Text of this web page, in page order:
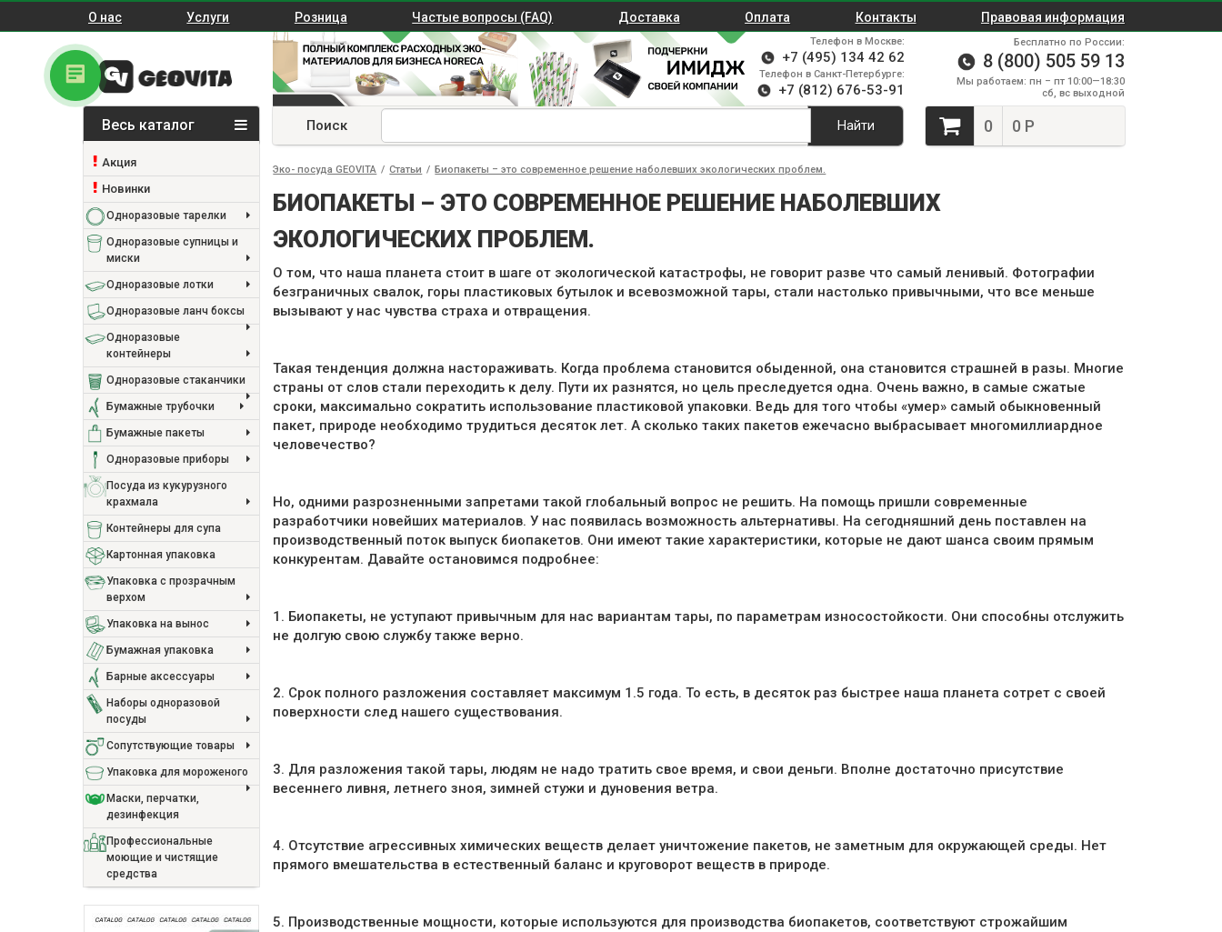
О нас Услуги Розница Частые вопросы (FAQ) Доставка Оплата Контакты Правовая информация
Телефон в Москве:
+7 (495) 134 42 62
Телефон в Санкт-Петербурге:
+7 (812) 676-53-91
Бесплатно по России:
8 (800) 505 59 13
Мы работаем: пн – пт 10:00—18:30
сб, вс выходной
Весь каталог Поиск Найти 0 0 Р
Акция
Новинки
Одноразовые тарелки
Одноразовые супницы и
миски
Одноразовые лотки
Одноразовые ланч боксы
Одноразовые
контейнеры
Одноразовые стаканчики
Бумажные трубочки
Бумажные пакеты
Одноразовые приборы
Посуда из кукурузного
крахмала
Контейнеры для супа
Картонная упаковка
Упаковка с прозрачным
верхом
Упаковка на вынос
Бумажная упаковка
Барные аксессуары
Наборы одноразовой
посуды
Сопутствующие товары
Упаковка для мороженого
Маски, перчатки,
дезинфекция
Профессиональные
моющие и чистящие
средства
Эко- посуда GEOVITA / Статьи / Биопакеты – это современное решение наболевших экологических проблем.
БИОПАКЕТЫ – ЭТО СОВРЕМЕННОЕ РЕШЕНИЕ НАБОЛЕВШИХ
ЭКОЛОГИЧЕСКИХ ПРОБЛЕМ.
О том, что наша планета стоит в шаге от экологической катастрофы, не говорит разве что самый ленивый. Фотографии
безграничных свалок, горы пластиковых бутылок и всевозможной тары, стали настолько привычными, что все меньше
вызывают у нас чувства страха и отвращения.
Такая тенденция должна настораживать. Когда проблема становится обыденной, она становится страшней в разы. Многие
страны от слов стали переходить к делу. Пути их разнятся, но цель преследуется одна. Очень важно, в самые сжатые
сроки, максимально сократить использование пластиковой упаковки. Ведь для того чтобы «умер» самый обыкновенный
пакет, природе необходимо трудиться десяток лет. А сколько таких пакетов ежечасно выбрасывает многомиллиардное
человечество?
Но, одними разрозненными запретами такой глобальный вопрос не решить. На помощь пришли современные
разработчики новейших материалов. У нас появилась возможность альтернативы. На сегодняшний день поставлен на
производственный поток выпуск биопакетов. Они имеют такие характеристики, которые не дают шанса своим прямым
конкурентам. Давайте остановимся подробнее:
1. Биопакеты, не уступают привычным для нас вариантам тары, по параметрам износостойкости. Они способны отслужить
не долгую свою службу также верно.
2. Срок полного разложения составляет максимум 1.5 года. То есть, в десяток раз быстрее наша планета сотрет с своей
поверхности след нашего существования.
3. Для разложения такой тары, людям не надо тратить свое время, и свои деньги. Вполне достаточно присутствие
весеннего ливня, летнего зноя, зимней стужи и дуновения ветра.
4. Отсутствие агрессивных химических веществ делает уничтожение пакетов, не заметным для окружающей среды. Нет
прямого вмешательства в естественный баланс и круговорот веществ в природе.
5. Производственные мощности, которые используются для производства биопакетов, соответствуют строжайшим